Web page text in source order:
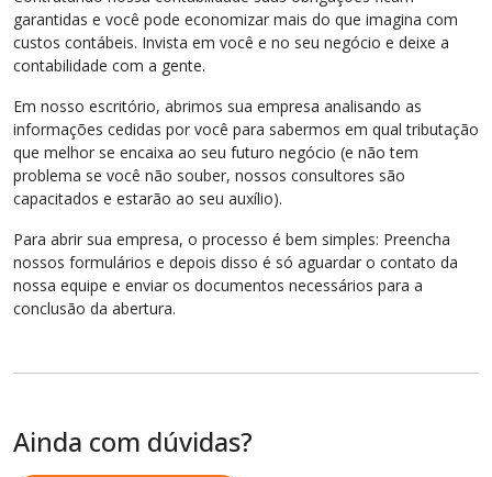
garantidas e você pode economizar mais do que imagina com
custos contábeis. Invista em você e no seu negócio e deixe a
contabilidade com a gente.
Em nosso escritório, abrimos sua empresa analisando as
informações cedidas por você para sabermos em qual tributação
que melhor se encaixa ao seu futuro negócio (e não tem
problema se você não souber, nossos consultores são
capacitados e estarão ao seu auxílio).
Para abrir sua empresa, o processo é bem simples: Preencha
nossos formulários e depois disso é só aguardar o contato da
nossa equipe e enviar os documentos necessários para a
conclusão da abertura.
Ainda com dúvidas?